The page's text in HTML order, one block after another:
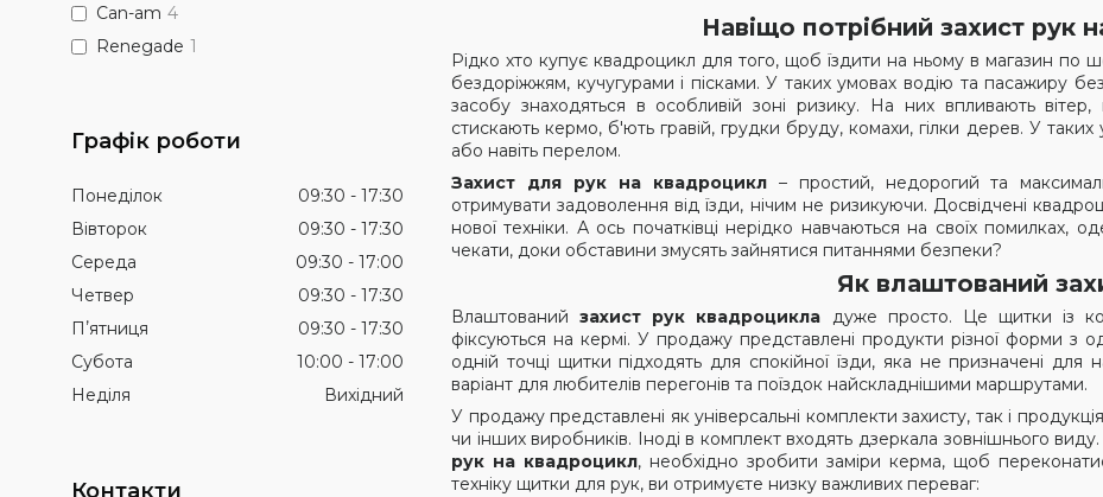
Навіщо потрібний захист рук
Рідко хто купує квадроцикл для того, щоб їздити на ньому в магазин по
бездоріжжям, кучугурами і пісками. У таких умовах водію та пасажиру
засобу знаходяться в особливій зоні ризику. На них впливають
стискають кермо, б'ють гравій, грудки бруду, комахи, гілки дерев. У
або навіть перелом.
Захист для рук на квадроцикл– простий, недорогий та
отримувати задоволення від їзди, нічим не ризикуючи. Досвідчені
нової техніки. А ось початківці нерідко навчаються на своїх помилках,
чекати, доки обставини змусять зайнятися питаннями безпеки?
Як влаштований
Влаштованийзахист рук квадроцикла дуже просто. Це щитки із
фіксуються на кермі. У продажу представлені продукти різної форми з
одній точці щитки підходять для спокійної їзди, яка не призначені для
варіант для любителів перегонів та поїздок найскладнішими маршрутами.
У продажу представлені як універсальні комплекти захисту, так і
чи інших виробників. Іноді в комплект входять дзеркала зовнішнього
рук на квадроцикл, необхідно зробити заміри керма, щоб
техніку щитки для рук, ви отримуєте низку важливих переваг:
Can-am 4
Renegade 1
Графік роботи
Понеділок 09:30
17:30
Вівторок
09:30
17:30
Середа
09:30
17:00
Четвер
09:30
17:30
Пʼятниця
09:30
17:30
Субота
10:00
17:00
Неділя
Вихідний